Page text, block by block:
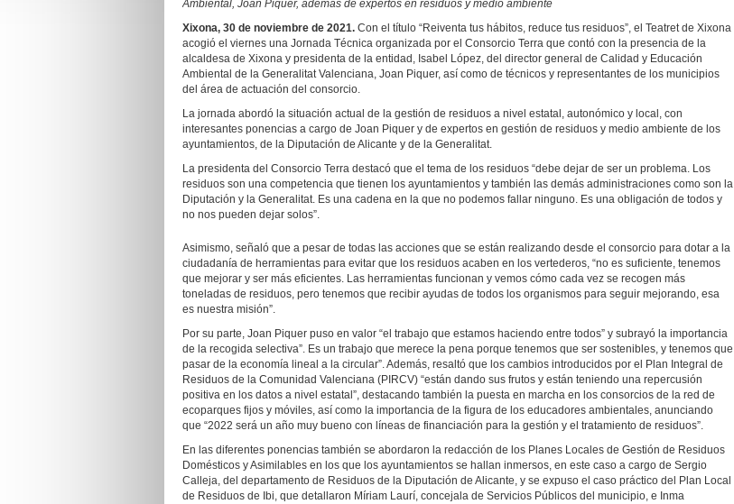
Ambiental, Joan Piquer, además de expertos en residuos y medio ambiente
Xixona, 30 de noviembre de 2021. Con el título “Reiventa tus hábitos, reduce tus residuos”, el Teatret de Xixona
acogió el viernes una Jornada Técnica organizada por el Consorcio Terra que contó con la presencia de la
alcaldesa de Xixona y presidenta de la entidad, Isabel López, del director general de Calidad y Educación
Ambiental de la Generalitat Valenciana, Joan Piquer, así como de técnicos y representantes de los municipios
del área de actuación del consorcio.
La jornada abordó la situación actual de la gestión de residuos a nivel estatal, autonómico y local, con
interesantes ponencias a cargo de Joan Piquer y de expertos en gestión de residuos y medio ambiente de los
ayuntamientos, de la Diputación de Alicante y de la Generalitat.
La presidenta del Consorcio Terra destacó que el tema de los residuos “debe dejar de ser un problema. Los
residuos son una competencia que tienen los ayuntamientos y también las demás administraciones como son la
Diputación y la Generalitat. Es una cadena en la que no podemos fallar ninguno. Es una obligación de todos y
no nos pueden dejar solos”.
Asimismo, señaló que a pesar de todas las acciones que se están realizando desde el consorcio para dotar a la
ciudadanía de herramientas para evitar que los residuos acaben en los vertederos, “no es suficiente, tenemos
que mejorar y ser más eficientes. Las herramientas funcionan y vemos cómo cada vez se recogen más
toneladas de residuos, pero tenemos que recibir ayudas de todos los organismos para seguir mejorando, esa
es nuestra misión”.
Por su parte, Joan Piquer puso en valor “el trabajo que estamos haciendo entre todos” y subrayó la importancia
de la recogida selectiva”. Es un trabajo que merece la pena porque tenemos que ser sostenibles, y tenemos que
pasar de la economía lineal a la circular”. Además, resaltó que los cambios introducidos por el Plan Integral de
Residuos de la Comunidad Valenciana (PIRCV) “están dando sus frutos y están teniendo una repercusión
positiva en los datos a nivel estatal”, destacando también la puesta en marcha en los consorcios de la red de
ecoparques fijos y móviles, así como la importancia de la figura de los educadores ambientales, anunciando
que “2022 será un año muy bueno con líneas de financiación para la gestión y el tratamiento de residuos”.
En las diferentes ponencias también se abordaron la redacción de los Planes Locales de Gestión de Residuos
Domésticos y Asimilables en los que los ayuntamientos se hallan inmersos, en este caso a cargo de Sergio
Calleja, del departamento de Residuos de la Diputación de Alicante, y se expuso el caso práctico del Plan Local
de Residuos de Ibi, que detallaron Míriam Laurí, concejala de Servicios Públicos del municipio, e Inma